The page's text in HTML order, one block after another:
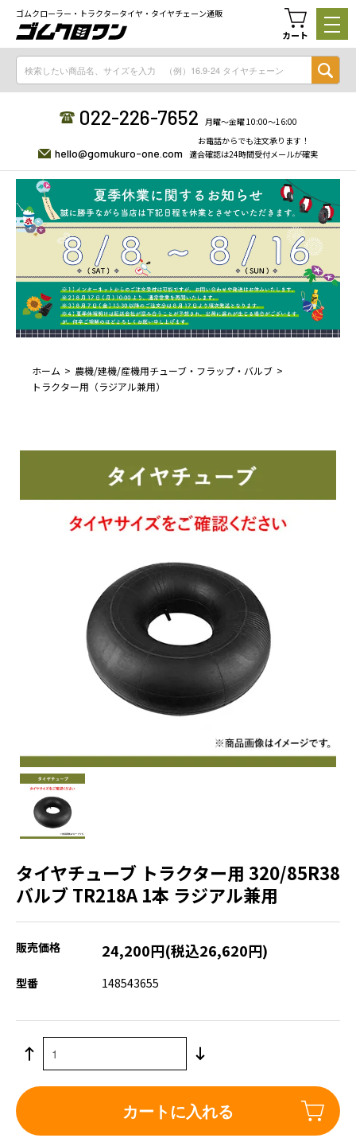
ゴムクローラー・トラクタータイヤ・タイヤチェーン通販
カート
022-226-7652 月曜〜金曜 10:00〜16:00
hello@gomukuro-one.com
お電話からでも注文承ります！
適合確認は24時間受付メールが確実
ホーム
農機/建機/産機用チューブ・フラップ・バルブ
トラクター用（ラジアル兼用）
タイヤチューブ トラクター用 320/85R38
バルブ TR218A 1本 ラジアル兼用
販売価格 24,200円(税込26,620円)
型番 148543655
カートに入れる